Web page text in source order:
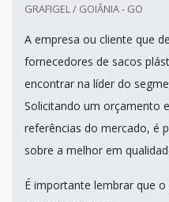
GRAFIGEL / GOIÂNIA - GO
A empresa ou cliente que
fornecedores de sacos
encontrar na líder do
Solicitando um orçamento
referências do mercado, é
sobre a melhor em
É importante lembrar que